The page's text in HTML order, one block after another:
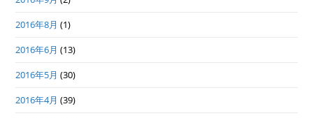
2016年8月 (1)
2016年6月 (13)
2016年5月 (30)
2016年4月 (39)